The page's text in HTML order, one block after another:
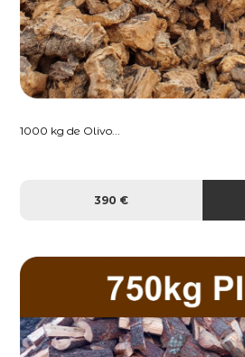
1000 kg de Olivo...
390 €